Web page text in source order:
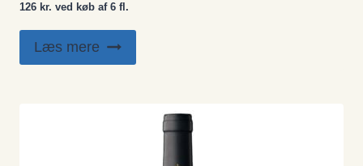
126 kr. ved køb af 6 fl.
Læs mere